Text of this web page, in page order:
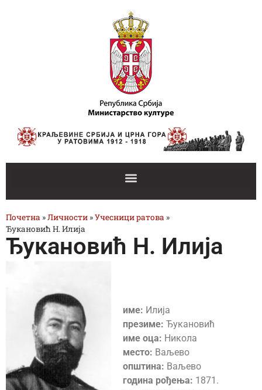
Почетна »Личности »Учесници ратова »
Ђукановић Н. Илија
Ђукановић Н. Илија
име: Илија
презиме: Ђукановић
име оца: Никола
место: Ваљево
општина: Ваљево
година рођења: 1871.